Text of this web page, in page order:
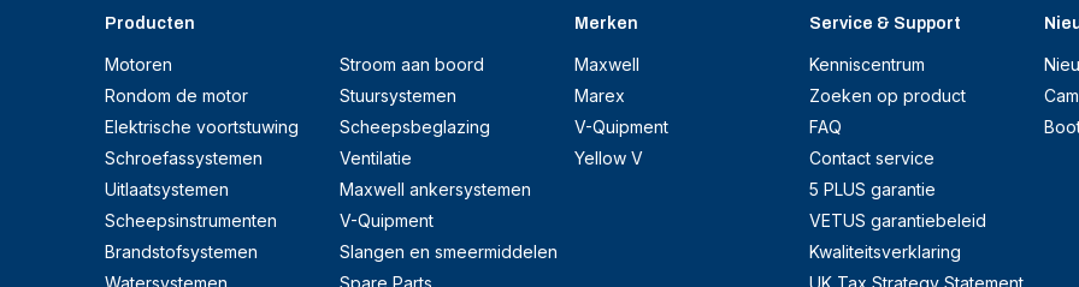
Producten
Motoren
Rondom de motor
Elektrische voortstuwing
Schroefassystemen
Uitlaatsystemen
Scheepsinstrumenten
Brandstofsystemen
Watersystemen
Stroom aan boord
Stuursystemen
Scheepsbeglazing
Ventilatie
Maxwell ankersystemen
V-Quipment
Slangen en smeermiddelen
Spare Parts
Merken
Maxwell
Marex
V-Quipment
Yellow V
Service & Support
Kenniscentrum
Zoeken op product
FAQ
Contact service
5 PLUS garantie
VETUS garantiebeleid
Kwaliteitsverklaring
UK Tax Strategy Statement